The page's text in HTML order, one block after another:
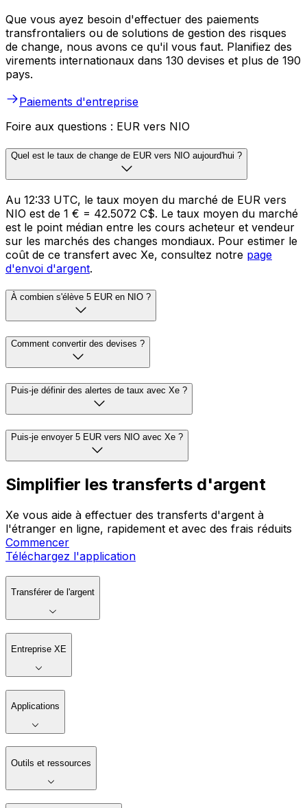
Que vous ayez besoin d'effectuer des paiements
transfrontaliers ou de solutions de gestion des risques
de change, nous avons ce qu'il vous faut. Planifiez des
virements internationaux dans 130 devises et plus de 190
pays.
Paiements d'entreprise
Foire aux questions : EUR vers NIO
Quel est le taux de change de EUR vers NIO aujourd'hui ?
Au 12:33 UTC, le taux moyen du marché de EUR vers
NIO est de 1 € = 42.5072 C$. Le taux moyen du marché
est le point médian entre les cours acheteur et vendeur
sur les marchés des changes mondiaux. Pour estimer le
coût de ce transfert avec Xe, consultez notre page
d'envoi d'argent.
À combien s'élève 5 EUR en NIO ?
Comment convertir des devises ?
Puis-je définir des alertes de taux avec Xe ?
Puis-je envoyer 5 EUR vers NIO avec Xe ?
Simplifier les transferts d'argent
Xe vous aide à effectuer des transferts d'argent à
l'étranger en ligne, rapidement et avec des frais réduits
Commencer
Téléchargez l'application
Transférer de l'argent
Entreprise XE
Applications
Outils et ressources